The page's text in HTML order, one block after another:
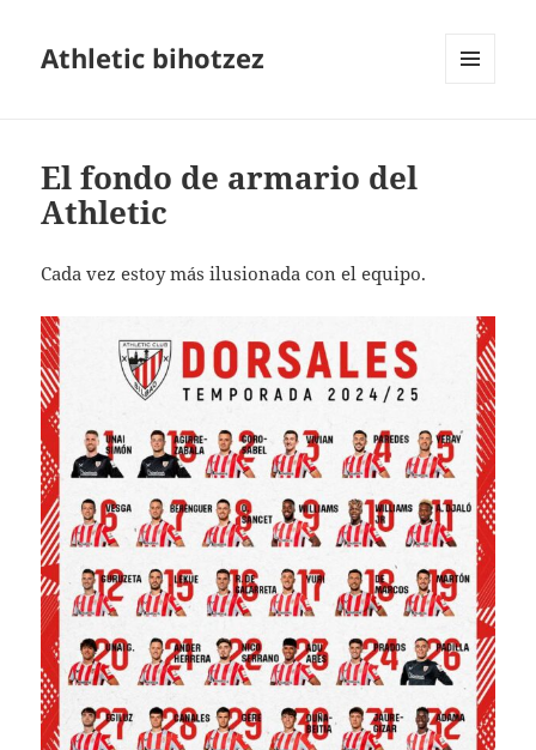
Athletic bihotzez
El fondo de armario del
Athletic
Cada vez estoy más ilusionada con el equipo.